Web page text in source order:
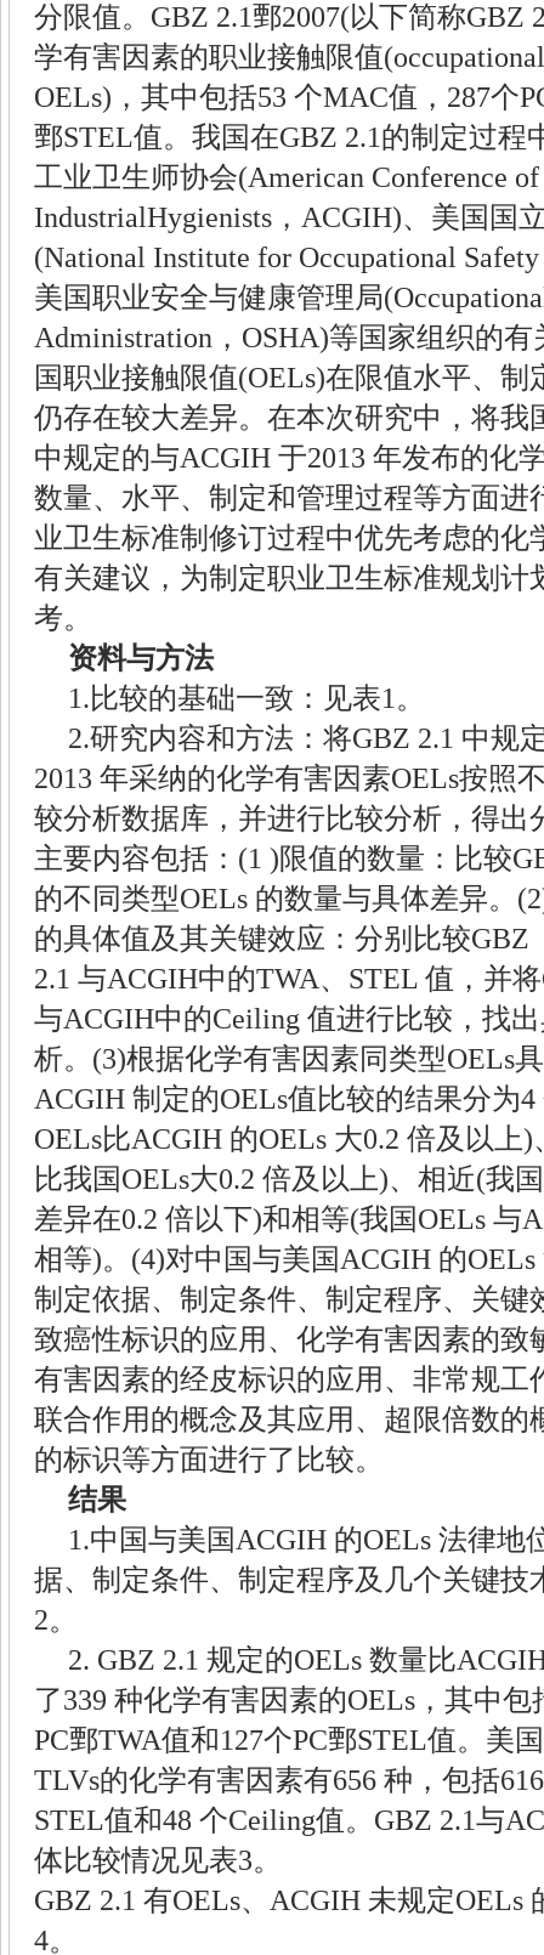
分限值。 GBZ 2.1鄄2007(以下简称GBZ
学有害因素的职业接触限值
OELs) ，其中包括53 个MAC值， 287个
鄄STEL值。我国在GBZ 2.1的制定过程
工业卫生师协会(American Conference
IndustrialHygienists ， ACGIH)、美国国
(National Institute for Occupational
美国职业安全与健康管理局
Administration ， OSHA)等国家组织的有
国职业接触限值(OELs)在限值水平、制
仍存在较大差异。在本次研究中，将我
中规定的与ACGIH 于2013 年发布的化
数量、水平、制定和管理过程等方面进
业卫生标准制修订过程中优先考虑的化
有关建议，为制定职业卫生标准规划计
考。
资料与方法
1.比较的基础一致：见表1 。
2.研究内容和方法：将GBZ 2.1 中规
2013 年采纳的化学有害因素OELs按照
较分析数据库，并进行比较分析，得出
主要内容包括： (1 )限值的数量：比较
的不同类型OELs 的数量与具体差异。
的具体值及其关键效应：分别比较GBZ
2.1 与ACGIH中的TWA、 STEL 值，并将
与ACGIH中的Ceiling 值进行比较，找
析。 (3)根据化学有害因素同类型OELs
ACGIH 制定的OELs值比较的结果分为4
OELs比ACGIH 的OELs 大0.2 倍及以上)
比我国OELs大0.2 倍及以上)、相近(我国
差异在0.2 倍以下)和相等(我国OELs 与
相等)。 (4)对中国与美国 ACGIH 的OELs
制定依据、制定条件、制定程序、关键
致癌性标识的应用、化学有害因素的致
有害因素的经皮标识的应用、非常规工
联合作用的概念及其应用、超限倍数的
的标识等方面进行了比较。
结果
1.中国与美国 ACGIH 的OELs 法律地
据、制定条件、制定程序及几个关键技
2。
2. GBZ 2.1 规定的OELs 数量比
了339 种化学有害因素的OELs ，其中包
PC鄄TWA值和127个PC鄄STEL值。美国
TLVs的化学有害因素有656 种，包括
STEL值和48 个Ceiling值。 GBZ 2.1与
体比较情况见表3。
GBZ 2.1 有OELs、 ACGIH 未规定OELs
4。